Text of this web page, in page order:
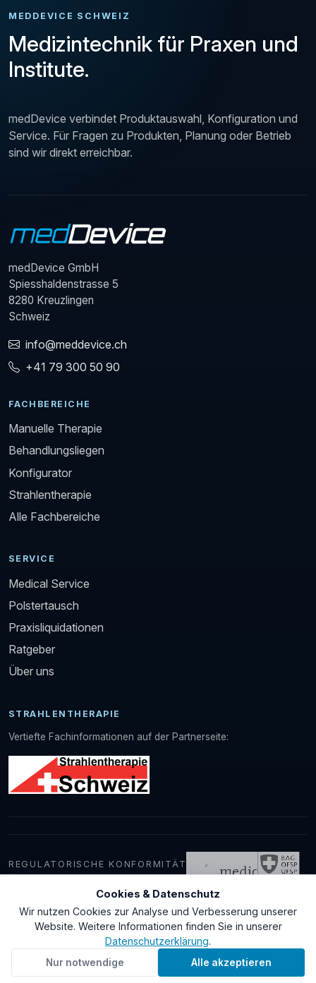
MEDDEVICE SCHWEIZ
Medizintechnik für Praxen und
Institute.
medDevice verbindet Produktauswahl, Konfiguration und
Service. Für Fragen zu Produkten, Planung oder Betrieb
sind wir direkt erreichbar.
medDevice GmbH
Spiesshaldenstrasse 5
8280 Kreuzlingen
Schweiz
info@meddevice.ch
+41 79 300 50 90
FACHBEREICHE
Manuelle Therapie
Behandlungsliegen
Konfigurator
Strahlentherapie
Alle Fachbereiche
SERVICE
Medical Service
Polstertausch
Praxisliquidationen
Ratgeber
Über uns
STRAHLENTHERAPIE
Vertiefte Fachinformationen auf der Partnerseite:
REGULATORISCHE KONFORMITÄT
© 2026 medDevice GmbH
KontaktAGBDatenschutzImpressum
Cookies & Datenschutz
Wir nutzen Cookies zur Analyse und Verbesserung unserer
Website. Weitere Informationen finden Sie in unserer
Datenschutzerklärung.
Nur notwendige Alle akzeptieren